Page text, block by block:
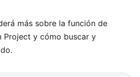
más sobre la función de
Project y cómo buscar y